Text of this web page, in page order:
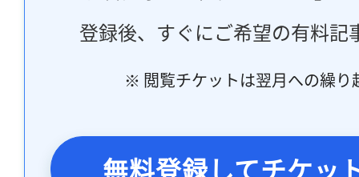
登録後、すぐにご希望の有料記
※ 閲覧チケットは翌月への繰り
無料登録してチケッ